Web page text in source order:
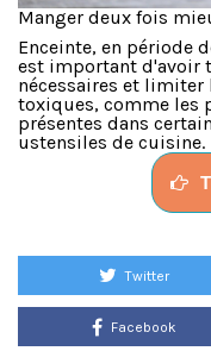
Manger deux fois
Enceinte, en période
est important d'avoir
nécessaires et
toxiques, comme les
présentes dans
ustensiles de cuisine.
Twitter
Facebook